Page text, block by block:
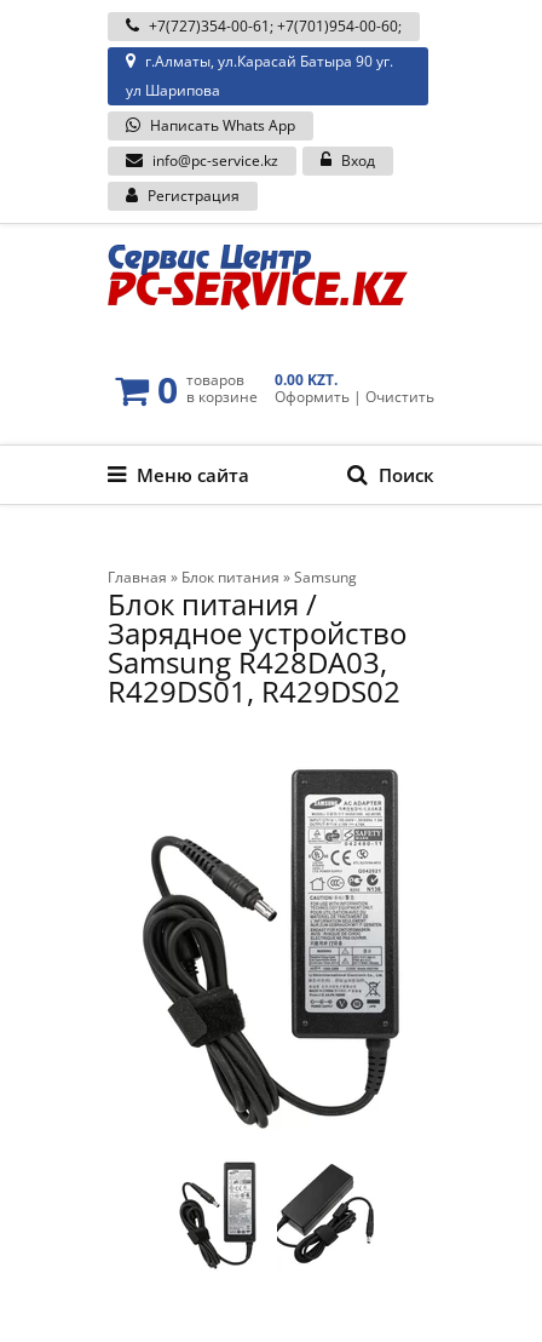
+7(727)354-00-61;+7(701)954-00-60;
г.Алматы, ул.Карасай Батыра 90 уг.
ул Шарипова
Написать Whats App
info@pc-service.kz
Вход
Регистрация
0 товаров
в корзине
0.00 KZT.
Оформить | Очистить
Меню сайта Поиск
Главная » Блок питания »Samsung
Блок питания /
Зарядное устройство
Samsung R428DA03,
R429DS01, R429DS02